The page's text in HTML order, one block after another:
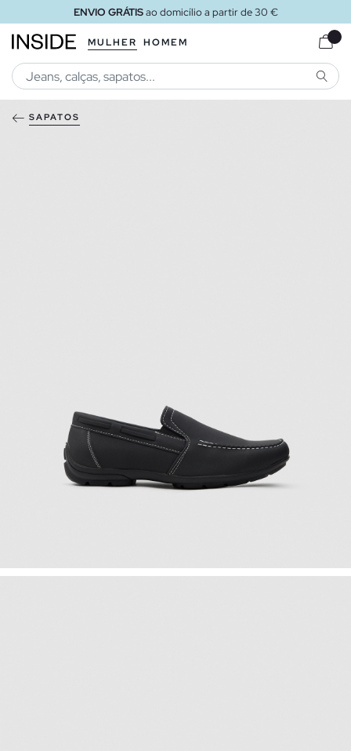
ENVIO GRÁTISao domicílio a partir de 30 €
MULHER HOMEM
SAPATOS